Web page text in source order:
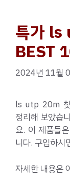
특가 ls
BEST
2024년 11월
ls utp 20m
정리해 보았습
요. 이 제품들
니다. 구입하시
자세한 내용은